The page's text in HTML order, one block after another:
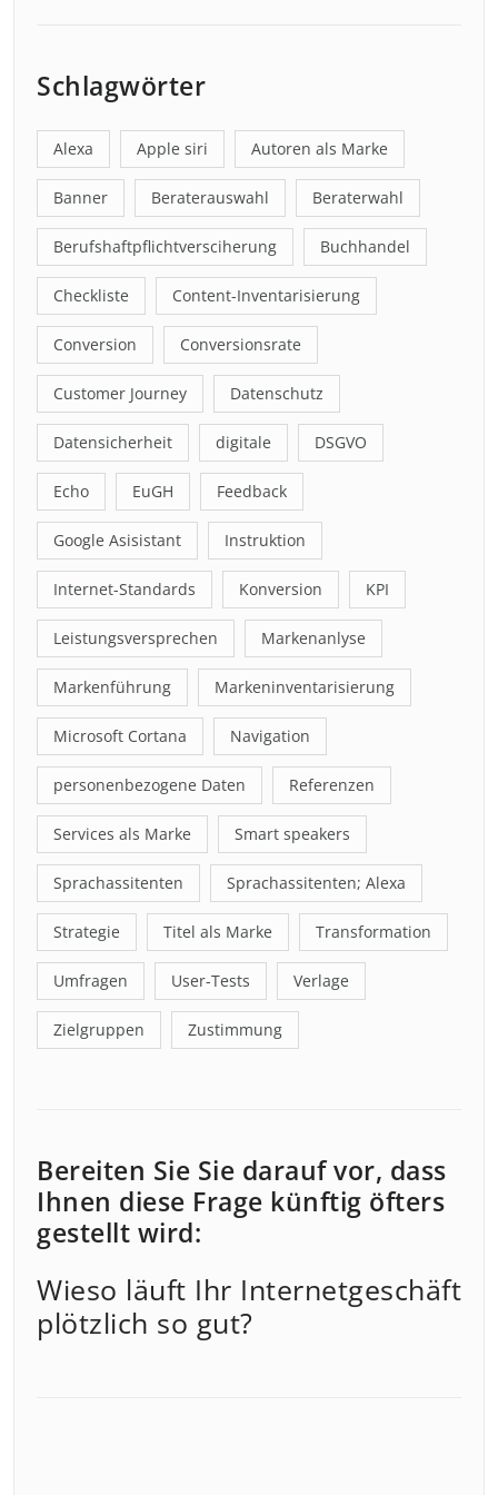
Schlagwörter
Alexa Apple siri Autoren als Marke
Banner Beraterauswahl Beraterwahl
Berufshaftpflichtversciherung Buchhandel
Checkliste Content-Inventarisierung
Conversion Conversionsrate
Customer Journey Datenschutz
Datensicherheit digitale DSGVO
Echo EuGH Feedback
Google Asisistant Instruktion
Internet-Standards Konversion KPI
Leistungsversprechen Markenanlyse
Markenführung Markeninventarisierung
Microsoft Cortana Navigation
personenbezogene Daten Referenzen
Services als Marke Smart speakers
Sprachassitenten Sprachassitenten; Alexa
Strategie Titel als Marke Transformation
Umfragen User-Tests Verlage
Zielgruppen Zustimmung
Bereiten Sie Sie darauf vor, dass
Ihnen diese Frage künftig öfters
gestellt wird:
Wieso läuft Ihr Internetgeschäft
plötzlich so gut?